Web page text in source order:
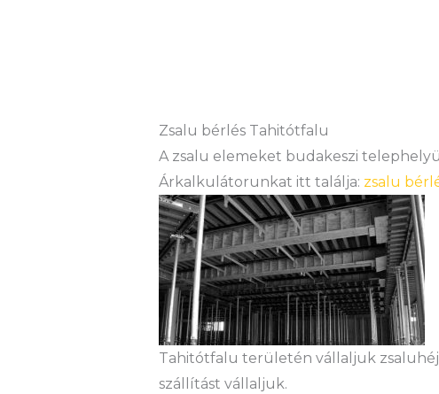
Zsalu bérlés Tahitótfalu
A zsalu elemeket budakeszi
Árkalkulátorunkat itt találja: zsalu
Tahitótfalu területén vállaljuk
szállítást vállaljuk.